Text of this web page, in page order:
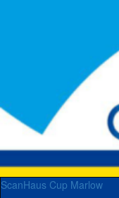
ScanHaus Cup Marlow